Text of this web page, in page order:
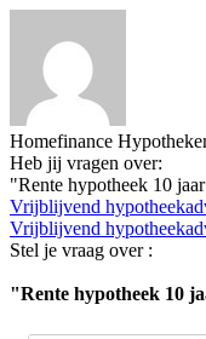
Homefinance
Heb jij vragen over:
"Rente hypotheek 10
Vrijblijvend
Vrijblijvend
Stel je vraag over :
"Rente hypotheek 10